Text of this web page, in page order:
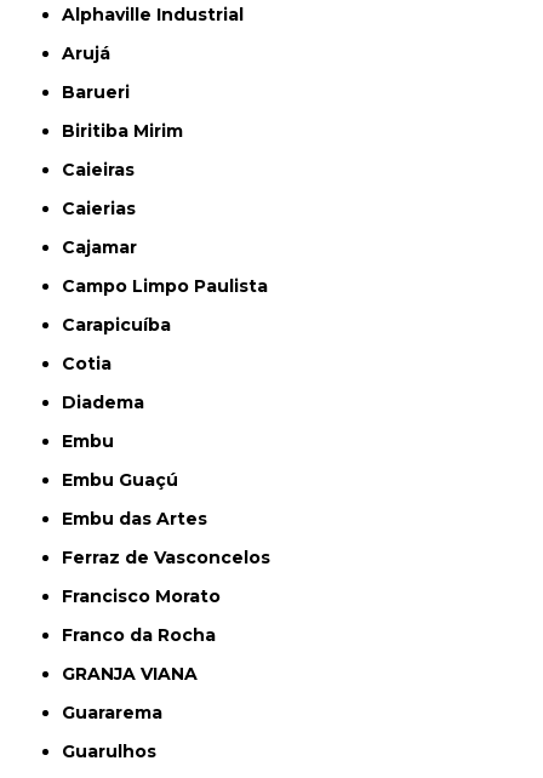
Alphaville Industrial
Arujá
Barueri
Biritiba Mirim
Caieiras
Caierias
Cajamar
Campo Limpo Paulista
Carapicuíba
Cotia
Diadema
Embu
Embu Guaçú
Embu das Artes
Ferraz de Vasconcelos
Francisco Morato
Franco da Rocha
GRANJA VIANA
Guararema
Guarulhos